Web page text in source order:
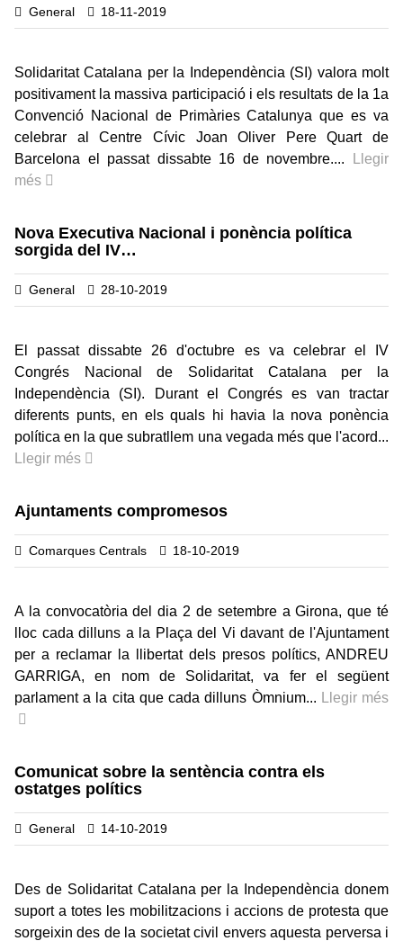
General 18-11-2019
Solidaritat Catalana per la Independència (SI) valora molt
positivament la massiva participació i els resultats de la 1a
Convenció Nacional de Primàries Catalunya que es va
celebrar al Centre Cívic Joan Oliver Pere Quart de
Barcelona el passat dissabte 16 de novembre....
Llegir
més
Nova Executiva Nacional i ponència política
sorgida del IV…
General 28-10-2019
El passat dissabte 26 d'octubre es va celebrar el IV
Congrés Nacional de Solidaritat Catalana per la
Independència (SI). Durant el Congrés es van tractar
diferents punts, en els quals hi havia la nova ponència
política en la que subratllem una vegada més que l'acord...
Llegir més
Ajuntaments compromesos
Comarques Centrals 18-10-2019
A la convocatòria del dia 2 de setembre a Girona, que té
lloc cada dilluns a la Plaça del Vi davant de l'Ajuntament
per a reclamar la llibertat dels presos polítics, ANDREU
GARRIGA, en nom de Solidaritat, va fer el següent
parlament a la cita que cada dilluns Òmnium...
Llegir més
Comunicat sobre la sentència contra els
ostatges polítics
General 14-10-2019
Des de Solidaritat Catalana per la Independència donem
suport a totes les mobilitzacions i accions de protesta que
sorgeixin des de la societat civil envers aquesta perversa i